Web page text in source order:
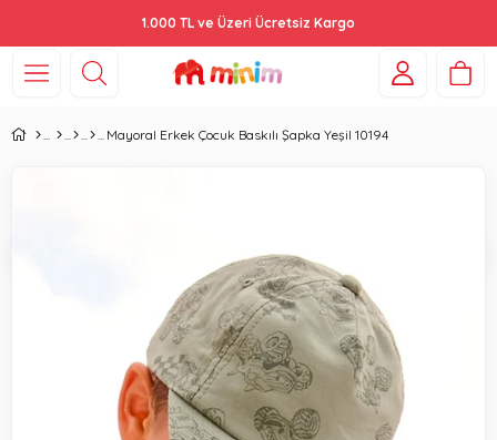
1.000 TL ve Üzeri Ücretsiz Kargo
Mayoral Erkek Çocuk Baskılı Şapka Yeşil 10194